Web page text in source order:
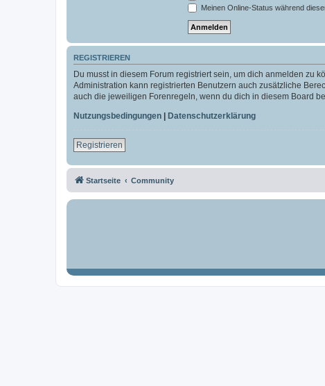
Meinen Online-Status während
REGISTRIEREN
Du musst in diesem Forum registriert sein, um dich anmelden zu
Administration kann registrierten Benutzern auch zusätzliche
auch die jeweiligen Forenregeln, wenn du dich in diesem Board
Nutzungsbedingungen | Datenschutzerklärung
Registrieren
Startseite Community